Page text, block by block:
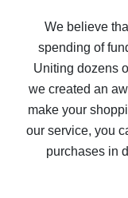
10% cash
The best cash
The best
We believe
spending of
Uniting dozens
we created an
make your
our service, you
purchases in